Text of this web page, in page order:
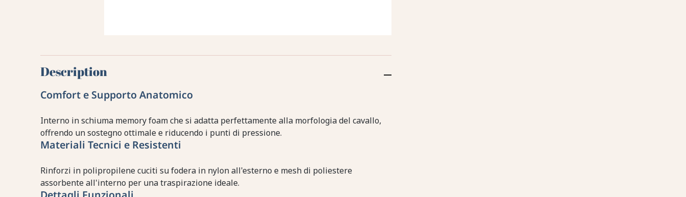
Description
Comfort e Supporto Anatomico
Interno in schiuma memory foam che si adatta perfettamente alla morfologia del cavallo,
offrendo un sostegno ottimale e riducendo i punti di pressione.
Materiali Tecnici e Resistenti
Rinforzi in polipropilene cuciti su fodera in nylon all'esterno e mesh di poliestere
assorbente all'interno per una traspirazione ideale.